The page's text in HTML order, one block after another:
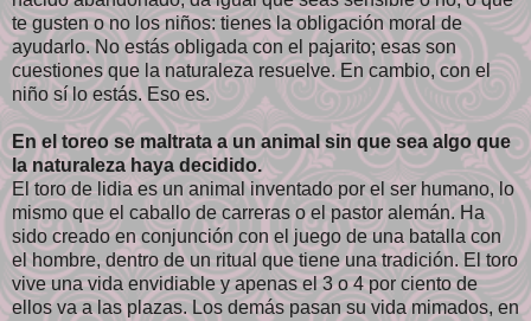
te gusten o no los niños: tienes la obligación moral de
ayudarlo. No estás obligada con el pajarito; esas son
cuestiones que la naturaleza resuelve. En cambio, con el
niño sí lo estás. Eso es.
En el toreo se maltrata a un animal sin que sea algo que
la naturaleza haya decidido.
El toro de lidia es un animal inventado por el ser humano, lo
mismo que el caballo de carreras o el pastor alemán. Ha
sido creado en conjunción con el juego de una batalla con
el hombre, dentro de un ritual que tiene una tradición. El toro
vive una vida envidiable y apenas el 3 o 4 por ciento de
ellos va a las plazas. Los demás pasan su vida mimados, en